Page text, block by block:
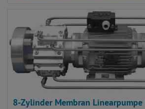
8-Zylinder Membran Linearpumpe